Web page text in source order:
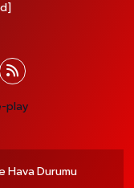
Hava Durumu